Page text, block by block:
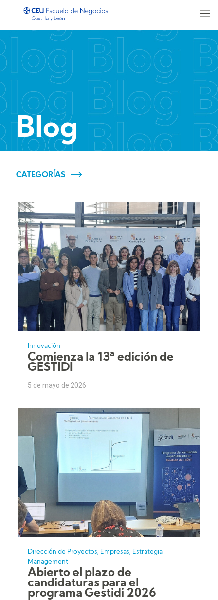
Blog
CATEGORÍAS
Innovación
Comienza la 13ª edición de
GESTIDI
5 de mayo de 2026
Dirección de Proyectos Empresas Estrategia,
Management
Abierto el plazo de
candidaturas para el
programa Gestidi 2026